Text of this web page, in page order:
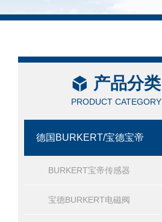
产品分类
PRODUCT CATEGORY
德国BURKERT/宝德宝帝
BURKERT宝帝传感器
宝德BURKERT电磁阀